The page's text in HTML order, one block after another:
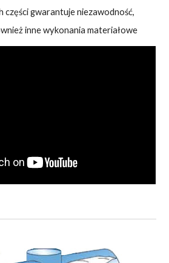
części gwarantuje niezawodność,
inne wykonania materiałowe